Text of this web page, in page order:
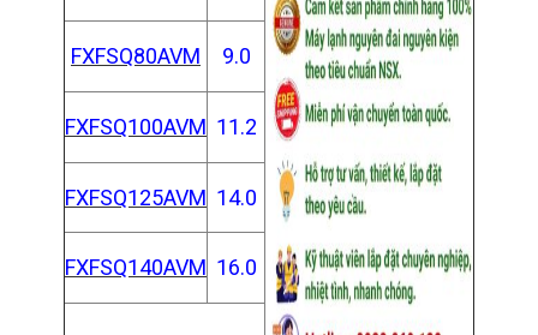
FXFSQ80AVM 9.0
FXFSQ100AVM 11.2
FXFSQ125AVM 14.0
FXFSQ140AVM 16.0